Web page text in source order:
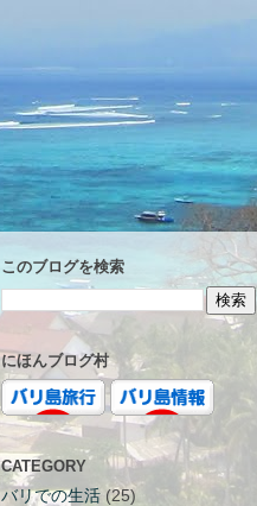
このブログを検索
にほんブログ村
CATEGORY
バリでの生活 (25)